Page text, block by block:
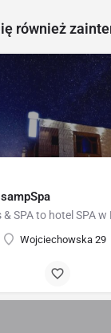
również
Wojciechowska 29